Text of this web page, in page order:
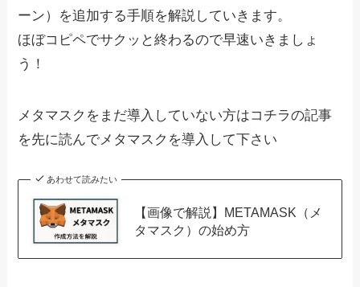
ーン）を追加する手順を解説していきます。
ほぼコピペでサクッと終わるので早速いきましょ
う！
メタマスクをまだ導入していない方はコチラの記事
を先に読んでメタマスクを導入して下さい
あわせて読みたい
【画像で解説】METAMASK（メ
タマスク）の始め方